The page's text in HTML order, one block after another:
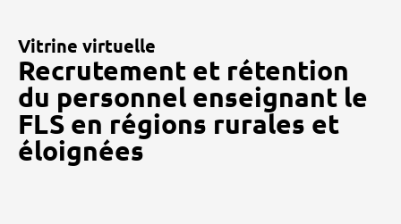
Vitrine virtuelle
Recrutement et rétention
du personnel enseignant le
FLS en régions rurales et
éloignées